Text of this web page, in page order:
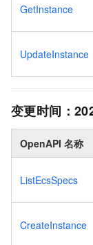
GetInstance
UpdateInstance
变更时间：
OpenAPI 名称
ListEcsSpecs
CreateInstance